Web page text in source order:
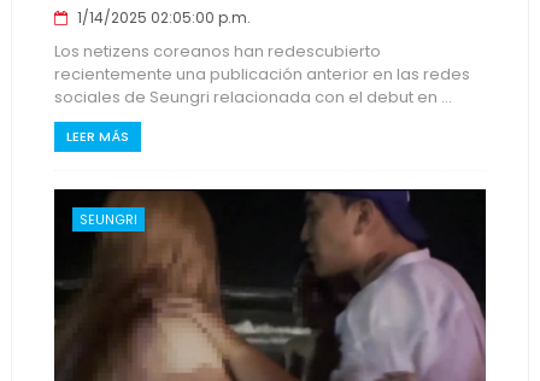
1/14/2025 02:05:00 p.m.
Los netizens coreanos han redescubierto
recientemente una publicación anterior en las redes
sociales de Seungri relacionada con el debut en ...
LEER MÁS
SEUNGRI